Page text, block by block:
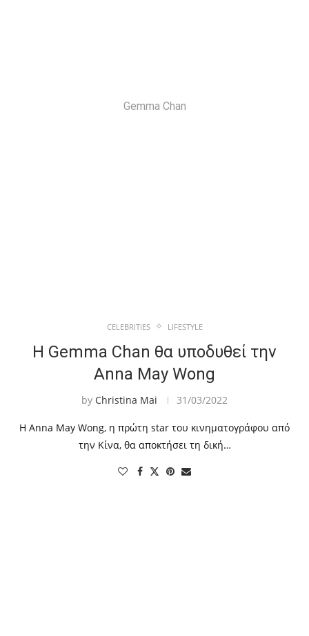
Gemma Chan
CELEBRITIES LIFESTYLE
Η Gemma Chan θα υποδυθεί την
Anna May Wong
by Christina Mai 31/03/2022
Η Anna May Wong, η πρώτη star του κινηματογράφου από
την Κίνα, θα αποκτήσει τη δική…